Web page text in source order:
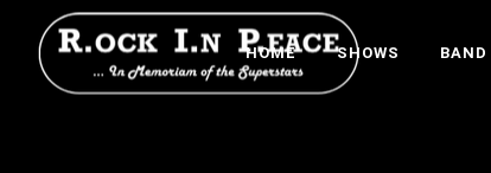
HOME SHOWS BAND